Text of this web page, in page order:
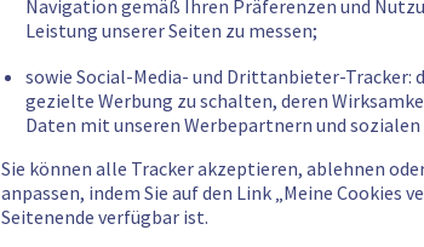
Navigation gemäß Ihren Präferenzen und
Leistung unserer Seiten zu messen;
sowie Social-Media- und Drittanbieter-Tracker:
gezielte Werbung zu schalten, deren
Daten mit unseren Werbepartnern und
Sie können alle Tracker akzeptieren, ablehnen
anpassen, indem Sie auf den Link „Meine Cookies
Seitenende verfügbar ist.